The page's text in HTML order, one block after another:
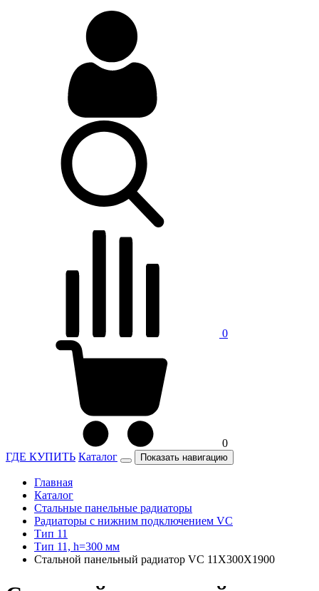
0
0
ГДЕ КУПИТЬ Каталог Показать навигацию
Главная
Каталог
Стальные панельные радиаторы
Радиаторы c нижним подключением VC
Тип 11
Тип 11, h=300 мм
Стальной панельный радиатор VC 11Х300Х1900